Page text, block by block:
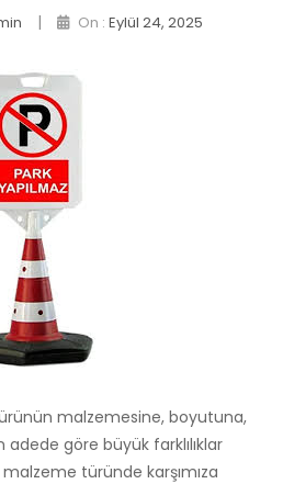
| On : Eylül 24, 2025
ürünün malzemesine, boyutuna,
adede göre büyük farklılıklar
türünde karşımıza